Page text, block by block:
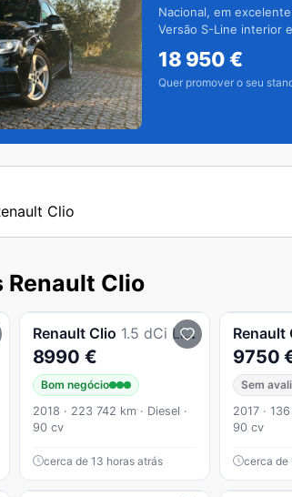
Nacional, em
Versão S-Line interior
18 950€
Quer promover o seu
Clio
Renault Clio
Renault Clio 1.5 dCi Limited EDition
8990 €
Bom negócio
2018 · 223 742 km · Diesel ·
90 cv
cerca de 13 horas atrás
Renault
9750
Sem
2017 ·
90 cv
cerca de